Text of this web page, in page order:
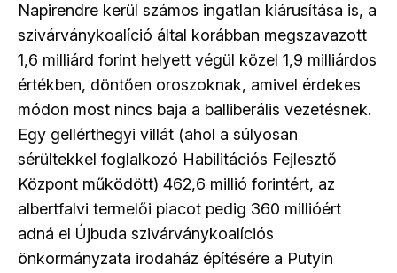
Napirendre kerül számos ingatlan kiárusítása is, a
szivárványkoalíció által korábban megszavazott
1,6 milliárd forint helyett végül közel 1,9 milliárdos
értékben, döntően oroszoknak, amivel érdekes
módon most nincs baja a balliberális vezetésnek.
Egy gellérthegyi villát (ahol a súlyosan
sérültekkel foglalkozó Habilitációs Fejlesztő
Központ működött) 462,6 millió forintért, az
albertfalvi termelői piacot pedig 360 millióért
adná el Újbuda szivárványkoalíciós
önkormányzata irodaház építésére a Putyin